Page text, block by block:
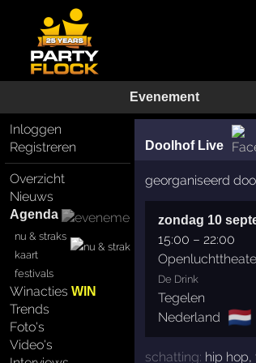
Evenement
Inloggen
Registreren
Overzicht
Nieuws
Agenda
nu & straks
kaart
festivals
WinactiesWIN
Trends
Foto's
Video's
Doolhof Live
georganiseerd
zondag 10
15:00 – 22:00
De Drink
Tegelen
Nederland 🇳🇱
schatting: hip hop,